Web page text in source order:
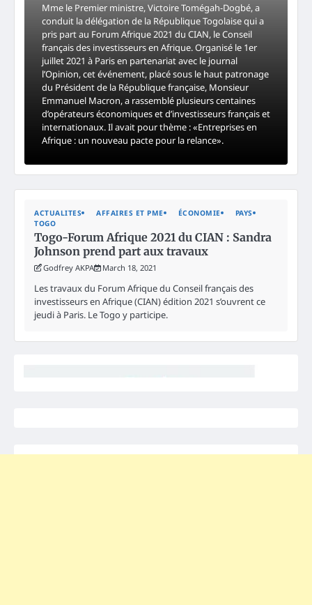
Mme le Premier ministre, Victoire Tomégah-Dogbé, a
conduit la délégation de la République Togolaise qui a
pris part au Forum Afrique 2021 du CIAN, le Conseil
français des investisseurs en Afrique. Organisé le 1er
juillet 2021 à Paris en partenariat avec le journal
l’Opinion, cet événement, placé sous le haut patronage
du Président de la République française, Monsieur
Emmanuel Macron, a rassemblé plusieurs centaines
d’opérateurs économiques et d’investisseurs français et
internationaux. Il avait pour thème : «Entreprises en
Afrique : un nouveau pacte pour la relance».
ACTUALITES AFFAIRES ET PME ÉCONOMIE
PAYS
TOGO
Togo-Forum Afrique 2021 du CIAN : Sandra
Johnson prend part aux travaux
Godfrey AKPA March 18, 2021
Les travaux du Forum Afrique du Conseil français des
investisseurs en Afrique (CIAN) édition 2021 s’ouvrent ce
jeudi à Paris. Le Togo y participe.